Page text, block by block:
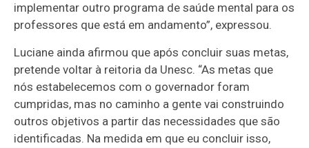
implementar outro programa de saúde mental para os
professores que está em andamento”, expressou.
Luciane ainda afirmou que após concluir suas metas,
pretende voltar à reitoria da Unesc. “As metas que
nós estabelecemos com o governador foram
cumpridas, mas no caminho a gente vai construindo
outros objetivos a partir das necessidades que são
identificadas. Na medida em que eu concluir isso,